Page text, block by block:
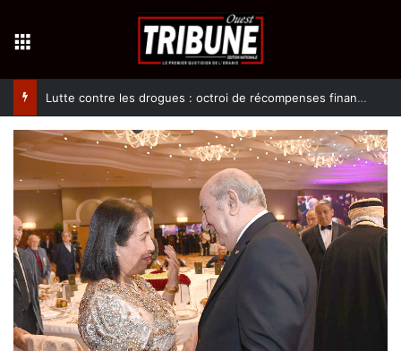
Lutte contre les drogues : octroi de récompenses financières aux dénonciateurs de trafiquants